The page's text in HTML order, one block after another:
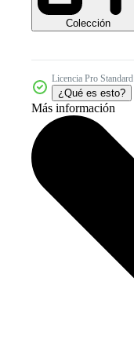
Colección
Licencia Pro Standard
¿Qué es esto?
Más información